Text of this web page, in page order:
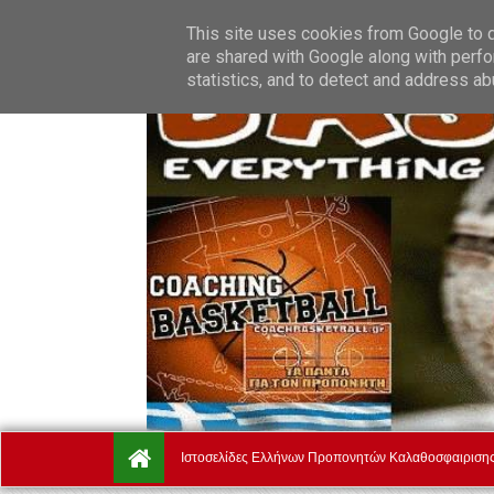
Friday, August 7. Ποιοί Είμαστε Όροι Χρήσης
Ιστοσελίδες Ελλήνων Προπονητών Καλαθοσφαιρισης
This site uses cookies from Google to
are shared with Google along with
statistics, and to detect and address